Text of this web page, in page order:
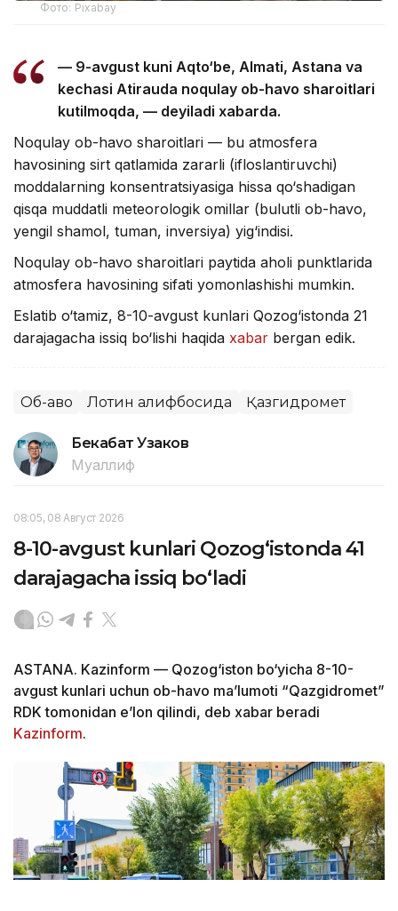
Фото: Pixabay
— 9-avgust kuni Aqto‘be, Almati, Astana va
kechasi Atirauda noqulay ob-havo sharoitlari
kutilmoqda, — deyiladi xabarda.
Noqulay ob-havo sharoitlari — bu atmosfera
havosining sirt qatlamida zararli (ifloslantiruvchi)
moddalarning konsentratsiyasiga hissa qo‘shadigan
qisqa muddatli meteorologik omillar (bulutli ob-havo,
yengil shamol, tuman, inversiya) yig‘indisi.
Noqulay ob-havo sharoitlari paytida aholi punktlarida
atmosfera havosining sifati yomonlashishi mumkin.
Eslatib o‘tamiz, 8-10-avgust kunlari Qozog‘istonda 21
darajagacha issiq bo‘lishi haqida xabar bergan edik.
Об-ҳаво Лотин алифбосида Қазгидромет
Бекабат Узаков
Муаллиф
08:05, 08 Август 2026
8-10-avgust kunlari Qozog‘istonda 41
darajagacha issiq bo‘ladi
ASTANA. Kazinform — Qozog‘iston bo‘yicha 8-10-
avgust kunlari uchun ob-havo ma’lumoti “Qazgidromet”
RDK tomonidan e’lon qilindi, deb xabar beradi
Kazinform.